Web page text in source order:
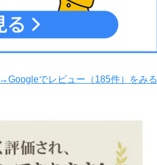
→Googleでレビュー（185件）をみる